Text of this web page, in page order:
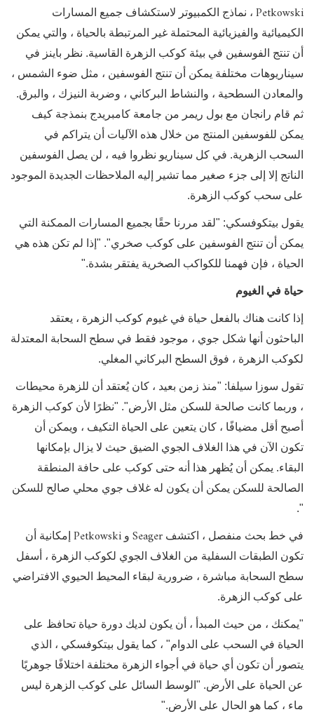
Petkowski ، نماذج الكمبيوتر لاستكشاف جميع المسارات
الكيميائية والفيزيائية المحتملة غير المرتبطة بالحياة ، والتي يمكن
أن تنتج الفوسفين في بيئة كوكب الزهرة القاسية. نظر باينز في
سيناريوهات مختلفة يمكن أن تنتج الفوسفين ، مثل ضوء الشمس ،
والمعادن السطحية ، والنشاط البركاني ، وضربة النيزك ، والبرق.
ثم قام رانجان مع بول ريمر من جامعة كامبريدج بنمذجة كيف
يمكن للفوسفين المنتج من خلال هذه الآليات أن يتراكم في
السحب الزهرية. في كل سيناريو نظروا فيه ، لن يصل الفوسفين
الناتج إلا إلى جزء صغير مما تشير إليه الملاحظات الجديدة الموجود
على سحب كوكب الزهرة.
يقول بيتكوفسكي: "لقد مررنا حقًا بجميع المسارات الممكنة التي
يمكن أن تنتج الفوسفين على كوكب صخري". "إذا لم تكن هذه هي
الحياة ، فإن فهمنا للكواكب الصخرية يفتقر بشدة."
حياة في الغيوم
إذا كانت هناك بالفعل حياة في غيوم كوكب الزهرة ، يعتقد
الباحثون أنها شكل جوي ، موجود فقط في سطح السحابة المعتدلة
لكوكب الزهرة ، فوق السطح البركاني المغلي.
تقول سوزا سيلفا: "منذ زمن بعيد ، كان يُعتقد أن للزهرة محيطات
، وربما كانت صالحة للسكن مثل الأرض". "نظرًا لأن كوكب الزهرة
أصبح أقل مضيافًا ، كان يتعين على الحياة التكيف ، ويمكن أن
تكون الآن في هذا الغلاف الجوي الضيق حيث لا يزال بإمكانها
البقاء. يمكن أن يُظهر هذا أنه حتى كوكب على حافة المنطقة
الصالحة للسكن يمكن أن يكون له غلاف جوي محلي صالح للسكن
".
في خط بحث منفصل ، اكتشف Seager و Petkowski إمكانية أن
تكون الطبقات السفلية من الغلاف الجوي لكوكب الزهرة ، أسفل
سطح السحابة مباشرة ، ضرورية لبقاء المحيط الحيوي الافتراضي
على كوكب الزهرة.
"يمكنك ، من حيث المبدأ ، أن يكون لديك دورة حياة تحافظ على
الحياة في السحب على الدوام" ، كما يقول بيتكوفسكي ، الذي
يتصور أن تكون أي حياة في أجواء الزهرة مختلفة اختلافًا جوهريًا
عن الحياة على الأرض. "الوسط السائل على كوكب الزهرة ليس
ماء ، كما هو الحال على الأرض."